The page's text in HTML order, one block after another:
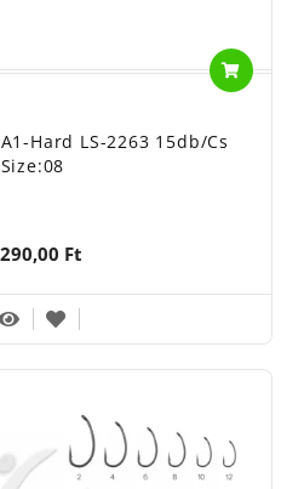
Hard LS-2263 15db/cs
Size:08
Ft